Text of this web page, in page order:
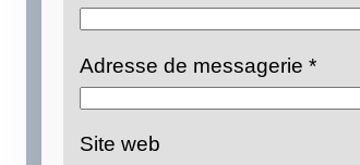
Adresse de messagerie*
Site web